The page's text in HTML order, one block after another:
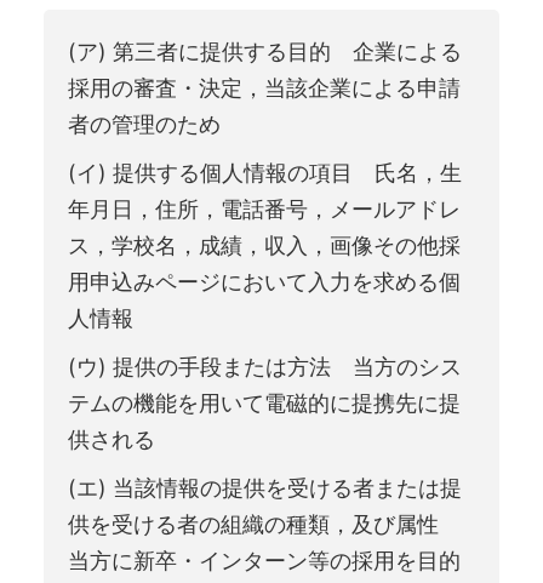
(ア) 第三者に提供する目的 企業による
採用の審査・決定，当該企業による申請
者の管理のため
(イ) 提供する個人情報の項目 氏名，生
年月日，住所，電話番号，メールアドレ
ス，学校名，成績，収入，画像その他採
用申込みページにおいて入力を求める個
人情報
(ウ) 提供の手段または方法 当方のシス
テムの機能を用いて電磁的に提携先に提
供される
(エ) 当該情報の提供を受ける者または提
供を受ける者の組織の種類，及び属性
当方に新卒・インターン等の採用を目的